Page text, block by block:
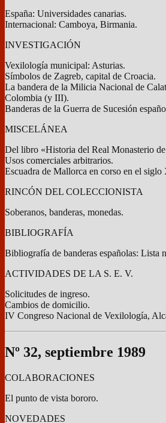
España: Universidades canarias.
Internacional: Camboya, Birmania.
INVESTIGACIÓN
Vexilología municipal: Asturias.
Símbolos de Zagreb, capital de Croacia.
La bandera de la Milicia Nacional de
Colombia (y III).
Banderas de la Guerra de Sucesión
MISCELÁNEA
Del libro «Historia del Real Monasterio
Usos comerciales arbitrarios.
Escuadra de Mallorca en corso en el
RINCÓN DEL COLECCIONISTA
Soberanos, banderas, monedas.
BIBLIOGRAFÍA
Bibliografía de banderas españolas: Lista
ACTIVIDADES DE LA S. E. V.
Solicitudes de ingreso.
Cambios de domicilio.
IV Congreso Nacional de Vexilología,
Nº 32, septiembre 1989
COLABORACIONES
El punto de vista bororo.
NOVEDADES